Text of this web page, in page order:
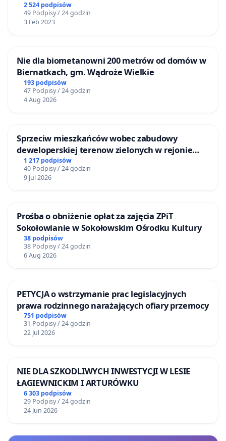
2 524 podpisów
49 Podpisy / 24 godzin
3 Feb 2023
Nie dla biometanowni 200 metrów od domów w
Biernatkach, gm. Wądroże Wielkie
193 podpisów
47 Podpisy / 24 godzin
4 Aug 2026
Sprzeciw mieszkańców wobec zabudowy
deweloperskiej terenow zielonych w rejonie
Bulwarów Straceńskich w Bielsku-Białej
1 217 podpisów
40 Podpisy / 24 godzin
9 Jul 2026
Prośba o obniżenie opłat za zajęcia ZPiT
Sokołowianie w Sokołowskim Ośrodku Kultury
38 podpisów
38 Podpisy / 24 godzin
6 Aug 2026
PETYCJA o wstrzymanie prac legislacyjnych
prawa rodzinnego narażających ofiary przemocy
751 podpisów
31 Podpisy / 24 godzin
22 Jul 2026
NIE DLA SZKODLIWYCH INWESTYCJI W LESIE
ŁAGIEWNICKIM I ARTURÓWKU
6 303 podpisów
29 Podpisy / 24 godzin
24 Jun 2026